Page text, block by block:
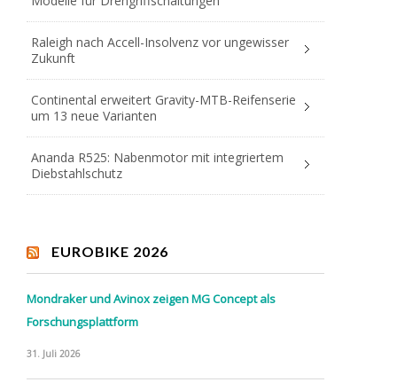
Raleigh nach Accell-Insolvenz vor ungewisser
Zukunft
Continental erweitert Gravity-MTB-Reifenserie
um 13 neue Varianten
Ananda R525: Nabenmotor mit integriertem
Diebstahlschutz
EUROBIKE 2026
Mondraker und Avinox zeigen MG Concept als
Forschungsplattform
31. Juli 2026